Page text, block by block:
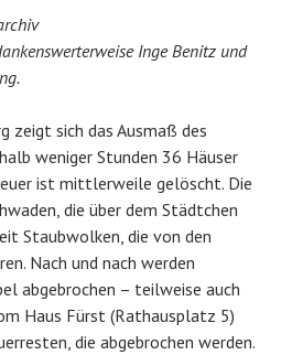
Inge Benitz und
zeigt sich das Ausmaß des
weniger Stunden 36 Häuser
ist mittlerweile gelöscht. Die
die über dem Städtchen
Staubwolken, die von den
Nach und nach werden
abgebrochen – teilweise auch
Haus Fürst (Rathausplatz 5)
die abgebrochen werden.